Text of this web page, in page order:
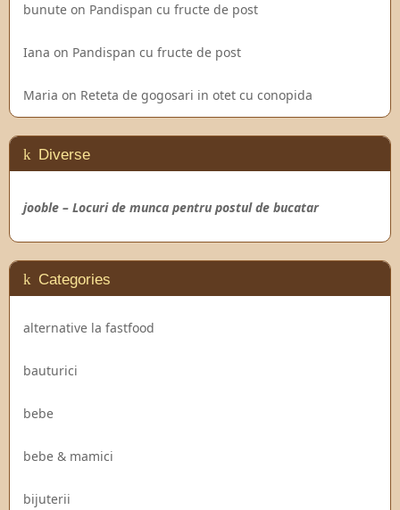
bunute on Pandispan cu fructe de post
Iana on Pandispan cu fructe de post
Maria on Reteta de gogosari in otet cu conopida
Diverse
jooble – Locuri de munca pentru postul de bucatar
Categories
alternative la fastfood
bauturici
bebe
bebe & mamici
bijuterii